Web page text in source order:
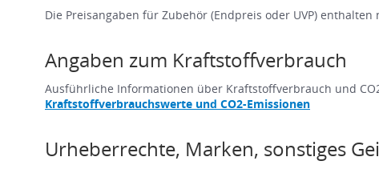
Die Preisangaben für Zubehör (Endpreis oder UVP)
Angaben zum Kraftstoffverbrauch
Ausführliche Informationen über Kraftstoffverbrauch und
Kraftstoffverbrauchswerte und CO2-Emissionen
Urheberrechte, Marken, sonstiges